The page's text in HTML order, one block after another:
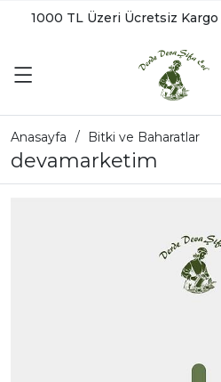
1000 TL Üzeri Ücretsiz Kargo
Anasayfa Bitki ve Baharatlar
devamarketim